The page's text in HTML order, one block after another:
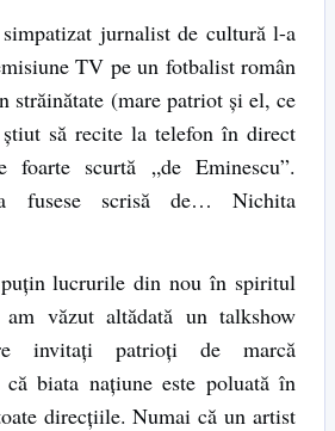
jurnalist de cultură l-a
TV pe un fotbalist român
străinătate (mare patriot și el, ce
să recite la telefon în direct
scurtă „de Eminescu”.
fusese scrisă de… Nichita
lucrurile din nou în spiritul
am văzut altădată un talkshow
invitați patrioți de marcă
că biata națiune este poluată în
direcțiile. Numai că un artist